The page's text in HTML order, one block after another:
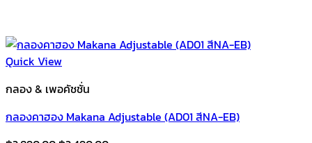
Quick View
กลอง & เพอคัชชั่น
กลองคาฮอง Makana Adjustable (AD01 สีNA-EB)